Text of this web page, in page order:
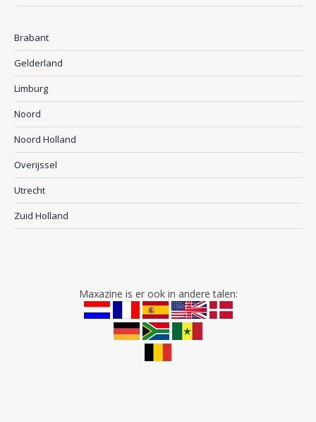
Brabant
Gelderland
Limburg
Noord
Noord Holland
Overijssel
Utrecht
Zuid Holland
Maxazine is er ook in andere talen: